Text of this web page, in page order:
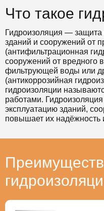
Что такое
Гидроизоляция — защита
зданий и сооружений от
(антифильтрационная
сооружений от вредного
фильтрующей воды или
(антикоррозийная
гидроизоляции
работами.
эксплуатацию зданий,
повышает их надёжность